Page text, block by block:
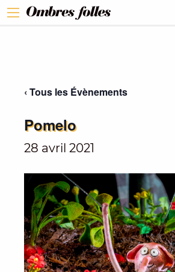
‹ Tous les Évènements
Pomelo
28 avril 2021